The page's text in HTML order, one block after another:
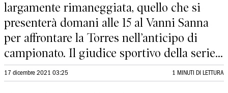
largamente rimaneggiata, quello che si
presenterà domani alle 15 al Vanni Sanna
per affrontare la Torres nell’anticipo di
campionato. Il giudice sportivo della serie...
17 dicembre 2021 03:25 1 MINUTI DI LETTURA